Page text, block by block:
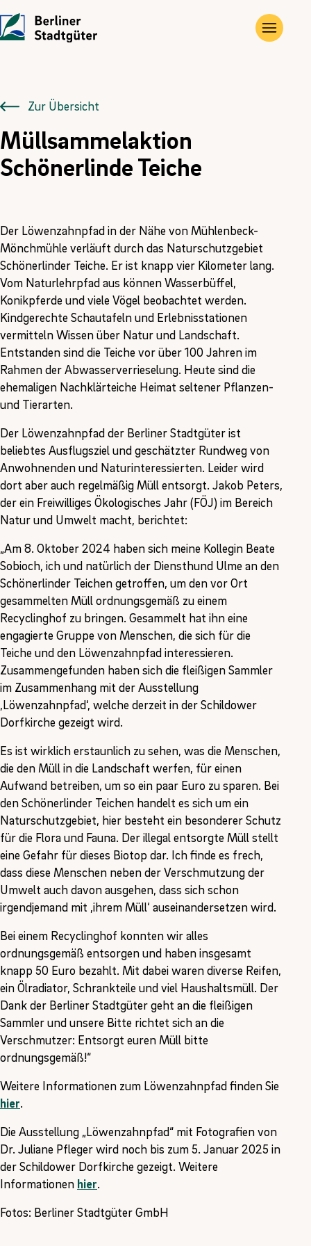
Die Stadtgüter
Vor Ort
Historie
Angebote
Gewerbe- und Privat­immobilien
Landwirtschaftliche Flächen und Güter
Erneuerbare Energien
Übersicht
Ausbildung
FÖJ
Zur Übersicht
Müllsammelaktion
Schönerlinde Teiche
Der Löwenzahnpfad in der Nähe von Mühlenbeck-
Mönchmühle verläuft durch das Naturschutzgebiet
Schönerlinder Teiche. Er ist knapp vier Kilometer lang.
Vom Naturlehrpfad aus können Wasserbüffel,
Konikpferde und viele Vögel beobachtet werden.
Kindgerechte Schautafeln und Erlebnisstationen
vermitteln Wissen über Natur und Landschaft.
Entstanden sind die Teiche vor über 100 Jahren im
Rahmen der Abwasserverrieselung. Heute sind die
ehemaligen Nachklärteiche Heimat seltener Pflanzen-
und Tierarten.
Der Löwenzahnpfad der Berliner Stadtgüter ist
beliebtes Ausflugsziel und geschätzter Rundweg von
Anwohnenden und Naturinteressierten. Leider wird
dort aber auch regelmäßig Müll entsorgt. Jakob Peters,
der ein Freiwilliges Ökologisches Jahr (FÖJ) im Bereich
Natur und Umwelt macht, berichtet:
„Am 8. Oktober 2024 haben sich meine Kollegin Beate
Sobioch, ich und natürlich der Diensthund Ulme an den
Schönerlinder Teichen getroffen, um den vor Ort
gesammelten Müll ordnungsgemäß zu einem
Recyclinghof zu bringen. Gesammelt hat ihn eine
engagierte Gruppe von Menschen, die sich für die
Teiche und den Löwenzahnpfad interessieren.
Zusammengefunden haben sich die fleißigen Sammler
im Zusammenhang mit der Ausstellung
‚Löwenzahnpfad‘, welche derzeit in der Schildower
Dorfkirche gezeigt wird.
Es ist wirklich erstaunlich zu sehen, was die Menschen,
die den Müll in die Landschaft werfen, für einen
Aufwand betreiben, um so ein paar Euro zu sparen. Bei
den Schönerlinder Teichen handelt es sich um ein
Naturschutzgebiet, hier besteht ein besonderer Schutz
für die Flora und Fauna. Der illegal entsorgte Müll stellt
eine Gefahr für dieses Biotop dar. Ich finde es frech,
dass diese Menschen neben der Verschmutzung der
Umwelt auch davon ausgehen, dass sich schon
irgendjemand mit ‚ihrem Müll‘ auseinandersetzen wird.
Bei einem Recyclinghof konnten wir alles
ordnungsgemäß entsorgen und haben insgesamt
knapp 50 Euro bezahlt. Mit dabei waren diverse Reifen,
ein Ölradiator, Schrankteile und viel Haushaltsmüll. Der
Dank der Berliner Stadtgüter geht an die fleißigen
Sammler und unsere Bitte richtet sich an die
Verschmutzer: Entsorgt euren Müll bitte
ordnungsgemäß!“
Weitere Informationen zum Löwenzahnpfad finden Sie
hier.
Die Ausstellung „Löwenzahnpfad“ mit Fotografien von
Dr. Juliane Pfleger wird noch bis zum 5. Januar 2025 in
der Schildower Dorfkirche gezeigt. Weitere
Informationen hier.
Fotos: Berliner Stadtgüter GmbH